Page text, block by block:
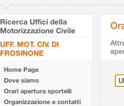
Ricerca Uffici della
Motorizzazione Civile
UFF. MOT. CIV. DI
FROSINONE
Home Page
Dove siamo
Orari apertura sportelli
Organizzazione e contatti